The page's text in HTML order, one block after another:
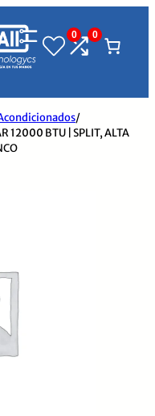
0 0
/
12000 BTU | SPLIT, ALTA